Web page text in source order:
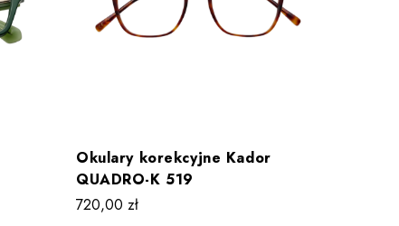
Okulary korekcyjne Kador
QUADRO-K 519
720,00 zł